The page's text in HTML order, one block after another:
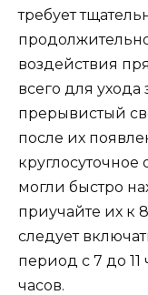
требует
воздействия
всего для
прерывистый
после их
могли быстро
приучайте их к
следует
период с 7 до 11
часов.